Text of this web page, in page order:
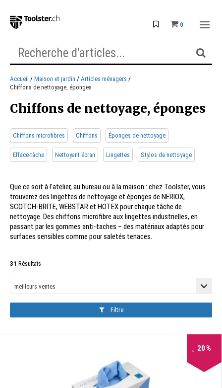
0
Accueil Maison et jardin
Articles ménagers
Chiffons de nettoyage, éponges
Chiffons de nettoyage, éponges
Chiffons microfibres Chiffons Éponges de nettoyage
Efface-tâche Nettoyant écran Lingettes Stylos de nettoyage
Que ce soit à l'atelier, au bureau ou à la maison : chez Toolster, vous
trouverez des lingettes de nettoyage et éponges de NERIOX,
SCOTCH-BRITE, WEBSTAR et HOTEX pour chaque tâche de
nettoyage. Des chiffons microfibre aux lingettes industrielles, en
passant par les gommes anti-taches – des matériaux adaptés pour
surfaces sensibles comme pour saletés tenaces.
31 Résultats
Filtre
20%